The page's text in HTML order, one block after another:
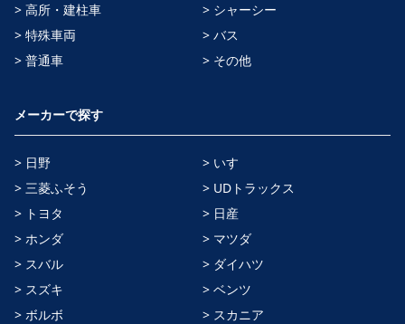
> 高所・建柱車
> シャーシー
> 特殊車両
> バス
> 普通車
> その他
メーカーで探す
> 日野
> いすゞ
> 三菱ふそう
> UDトラックス
> トヨタ
> 日産
> ホンダ
> マツダ
> スバル
> ダイハツ
> スズキ
> ベンツ
> ボルボ
> スカニア